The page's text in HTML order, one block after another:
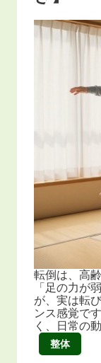
転倒は、高
「足の力が
が、実は転
ンス感覚で
く、日常の
整体